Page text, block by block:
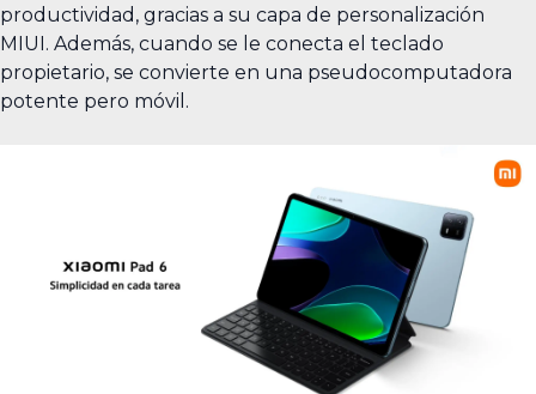
productividad, gracias a su capa de personalización
MIUI. Además, cuando se le conecta el teclado
propietario, se convierte en una pseudocomputadora
potente pero móvil.